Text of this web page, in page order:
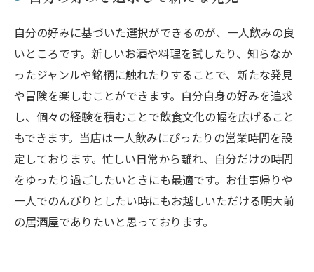
自分の好みに基づいた選択ができるのが、一人飲みの良
いところです。新しいお酒や料理を試したり、知らなか
ったジャンルや銘柄に触れたりすることで、新たな発見
や冒険を楽しむことができます。自分自身の好みを追求
し、個々の経験を積むことで飲食文化の幅を広げること
もできます。当店は一人飲みにぴったりの営業時間を設
定しております。忙しい日常から離れ、自分だけの時間
をゆったり過ごしたいときにも最適です。お仕事帰りや
一人でのんびりとしたい時にもお越しいただける明大前
の居酒屋でありたいと思っております。